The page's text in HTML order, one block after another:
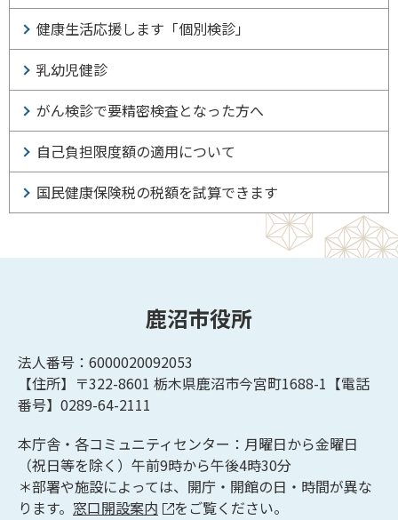
健康生活応援します「個別検診」
乳幼児健診
がん検診で要精密検査となった方へ
自己負担限度額の適用について
国民健康保険税の税額を試算できます
鹿沼市役所
法人番号：6000020092053
【住所】〒322-8601 栃木県鹿沼市今宮町1688-1【電話
番号】0289-64-2111
本庁舎・各コミュニティセンター：月曜日から金曜日
（祝日等を除く）午前9時から午後4時30分
＊部署や施設によっては、開庁・開館の日・時間が異な
ります。 窓口開設案内 をご覧ください。